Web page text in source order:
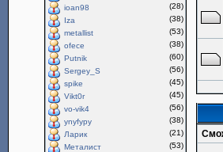
ioan98
(28)
Iza
(38)
metallist
(53)
ofece
(38)
Putnik
(60)
Sergey_S
(56)
spike
(45)
Vikt0r
(45)
vo-vik4
(56)
ynyfypy
(38)
Ларик
(21)
Металист
(53)